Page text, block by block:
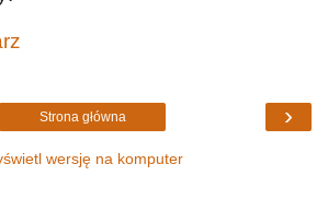
›
Strona główna
wersję na komputer